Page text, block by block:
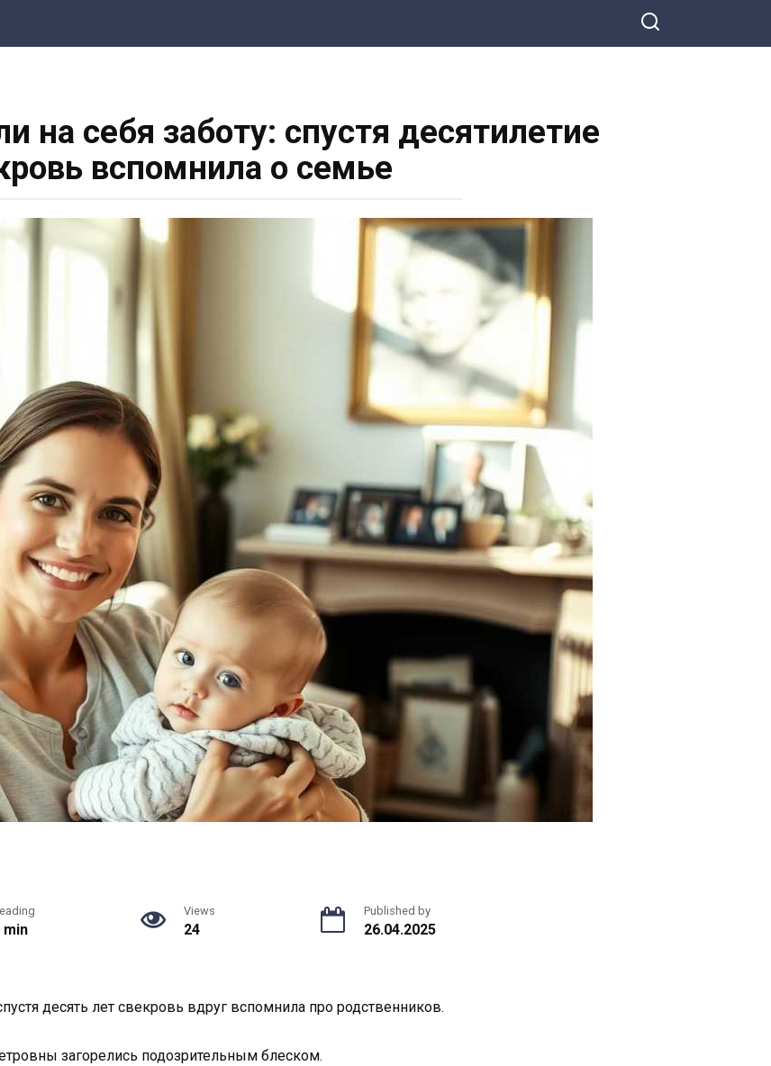
на себя заботу: спустя десятилетие
вспомнила о семье
min
Views
24
Published by
26.04.2025
десять лет свекровь вдруг вспомнила про родственников.
загорелись подозрительным блеском.